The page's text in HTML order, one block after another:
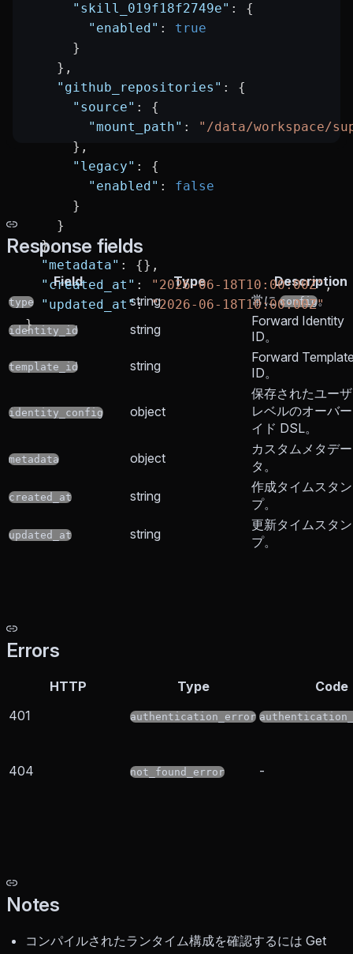
      "skill_019f18f2749e"
: {
        "enabled"
: true
      }
    },
    "github_repositories"
: {
      "source"
: {
        "mount_path"
:
"/data/workspace/
      },
      "legacy"
: {
        "enabled"
: false
      }
    }
  },
  "metadata"
: {},
  "created_at"
: "2026-06-18T10:00:00Z",
  "updated_at"
: "2026-06-18T10:00:00Z"
}
Response fields
Field Type Description
type string 常にconfig。
identity_id string
Forward Identity
ID。
template_id string
Forward
ID。
identity_config object
保存されたユー
レベルのオーバ
イド DSL。
metadata object
カスタムメタデー
タ。
created_at string
作成タイムスタン
プ。
updated_at string
更新タイムスタン
プ。
Errors
HTTP Type
Code
401
authentication_error
404 not_found_error -
Notes
コンパイルされたランタイム構成を確認するには Get